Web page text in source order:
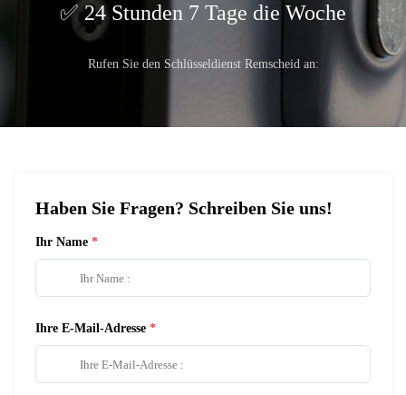
24 Stunden 7 Tage die Woche
Rufen Sie den Schlüsseldienst Remscheid an:
Haben Sie Fragen? Schreiben Sie uns!
Ihr Name
Ihre E-Mail-Adresse